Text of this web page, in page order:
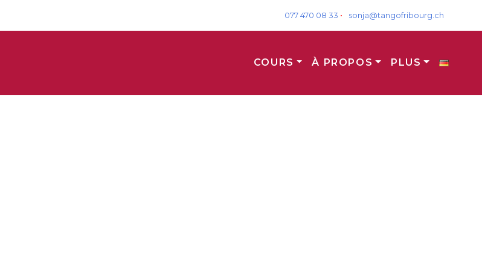
077 470 08 33 • sonja@tangofribourg.ch
COURS À PROPOS PLUS